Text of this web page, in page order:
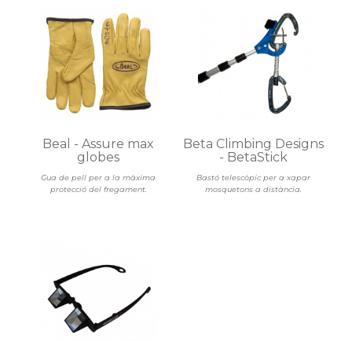
Gua de pell per a la màxima
protecció del fregament.
Beal - Assure max
globes
Bastó telescòpic per a xapar
mosquetons a distància.
Beta Climbing Designs
- BetaStick